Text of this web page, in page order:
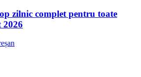
zilnic complet pentru toate
2026